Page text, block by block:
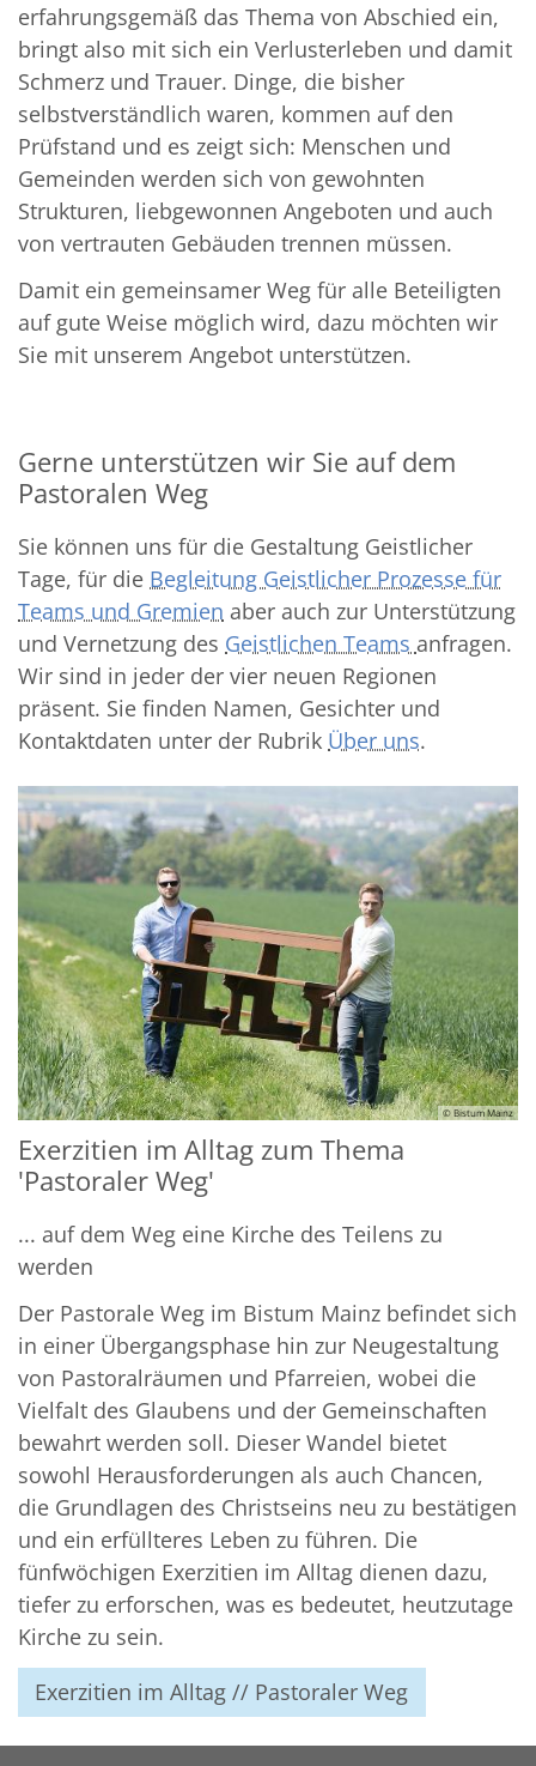
erfahrungsgemäß das Thema von Abschied ein,
bringt also mit sich ein Verlusterleben und damit
Schmerz und Trauer. Dinge, die bisher
selbstverständlich waren, kommen auf den
Prüfstand und es zeigt sich: Menschen und
Gemeinden werden sich von gewohnten
Strukturen, liebgewonnen Angeboten und auch
von vertrauten Gebäuden trennen müssen.
Damit ein gemeinsamer Weg für alle Beteiligten
auf gute Weise möglich wird, dazu möchten wir
Sie mit unserem Angebot unterstützen.
Gerne unterstützen wir Sie auf dem
Pastoralen Weg
Sie können uns für die Gestaltung Geistlicher
Tage, für die Begleitung Geistlicher Prozesse für
Teams und Gremien aber auch zur Unterstützung
und Vernetzung des Geistlichen Teams anfragen.
Wir sind in jeder der vier neuen Regionen
präsent. Sie finden Namen, Gesichter und
Kontaktdaten unter der Rubrik Über uns.
© Bistum Mainz
Exerzitien im Alltag zum Thema
'Pastoraler Weg'
... auf dem Weg eine Kirche des Teilens zu
werden
Der Pastorale Weg im Bistum Mainz befindet sich
in einer Übergangsphase hin zur Neugestaltung
von Pastoralräumen und Pfarreien, wobei die
Vielfalt des Glaubens und der Gemeinschaften
bewahrt werden soll. Dieser Wandel bietet
sowohl Herausforderungen als auch Chancen,
die Grundlagen des Christseins neu zu bestätigen
und ein erfüllteres Leben zu führen. Die
fünfwöchigen Exerzitien im Alltag dienen dazu,
tiefer zu erforschen, was es bedeutet, heutzutage
Kirche zu sein.
Exerzitien im Alltag // Pastoraler Weg